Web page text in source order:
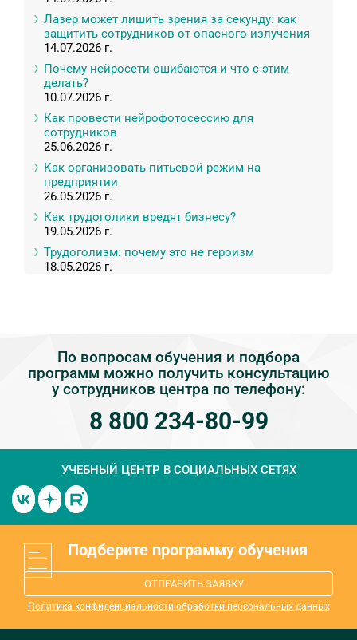
Лазер может лишить зрения за секунду: как
защитить сотрудников от опасного излучения
14.07.2026 г.
Почему нейросети ошибаются и что с этим
делать?
10.07.2026 г.
Как провести нейрофотосессию для
сотрудников
25.06.2026 г.
Как организовать питьевой режим на
предприятии
26.05.2026 г.
Как трудоголики вредят бизнесу?
19.05.2026 г.
Трудоголизм: почему это не героизм
18.05.2026 г.
По вопросам обучения и подбора
программ можно получить консультацию
у сотрудников центра по телефону:
8 800 234-80-99
УЧЕБНЫЙ ЦЕНТР В СОЦИАЛЬНЫХ СЕТЯХ
Подберите программу обучения
ОТПРАВИТЬ ЗАЯВКУ
Политика конфиденциальности обработки персональных данных